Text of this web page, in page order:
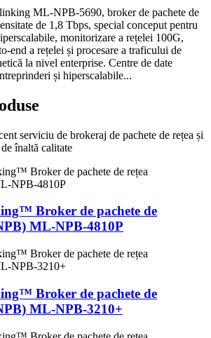
ML-NPB-5690, broker de pachete de
de 1,8 Tbps, special conceput pentru
monitorizare a rețelei 100G,
end a rețelei și procesare a traficului de
la nivel enterprise. Centre de date
și hiperscalabile...
serviciu de brokeraj de pachete de rețea și
înaltă calitate
Broker de pachete de
ML-NPB-4810P
Broker de pachete de
ML-NPB-3210+